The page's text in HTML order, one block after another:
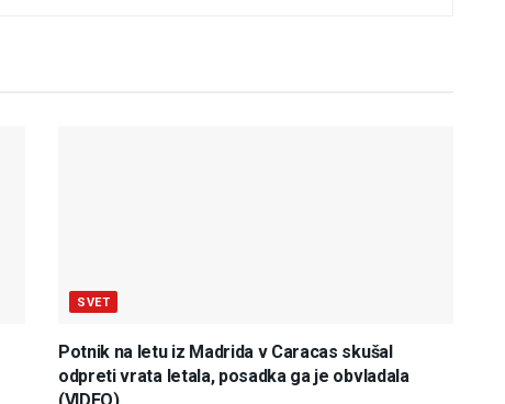
SVET
Potnik na letu iz Madrida v Caracas skušal
odpreti vrata letala, posadka ga je obvladala